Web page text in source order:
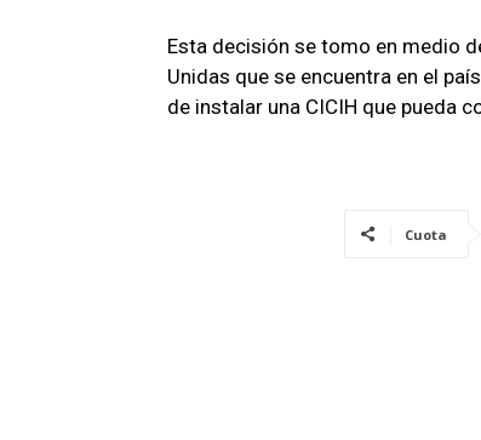
Esta decisión se tomo en medio
Unidas que se encuentra en el
de instalar una CICIH que pueda
Cuota